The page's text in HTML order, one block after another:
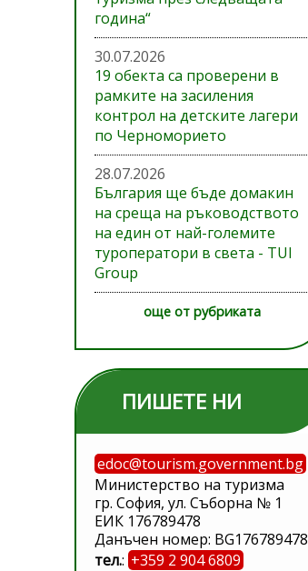
година“
30.07.2026
19 обекта са проверени в
рамките на засиления
контрол на детските лагери
по Черноморието
28.07.2026
България ще бъде домакин
на среща на ръководството
на един от най-големите
туроператори в света - TUI
Group
още от рубриката
ПИШЕТЕ НИ
edoc@tourism.government.bg
Министерство на туризма
гр. София, ул. Съборна № 1
ЕИК 176789478
Данъчен номер: BG176789478
тел.: +359 2 904 6809